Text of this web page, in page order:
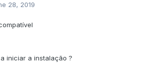
28, 2019
iniciar a instalação ?